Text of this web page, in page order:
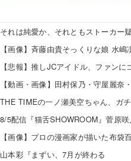
それは純愛か、それともストーカー
【画像】プロの漫画家が描いた布袋
山本彩『まずい、7月が終わる